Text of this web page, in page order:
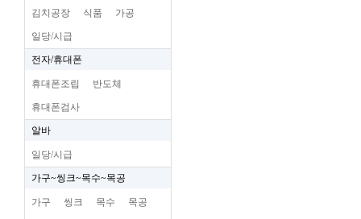
김치공장 식품 가공
일당/시급
전자/휴대폰
휴대폰조립 반도체
휴대폰검사
알바
일당/시급
가구~씽크~목수~목공
가구 씽크 목수 목공